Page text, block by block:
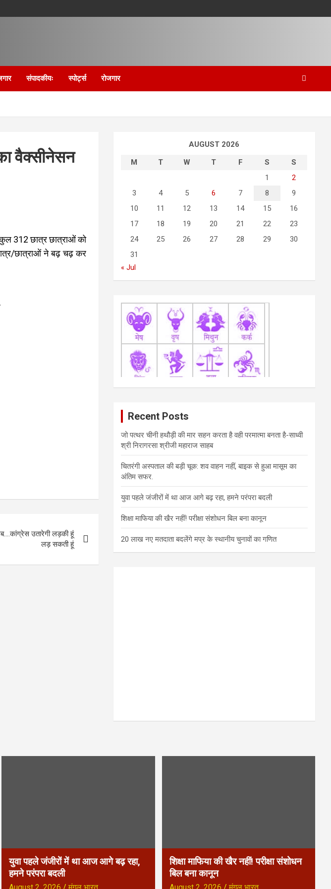
संपादकीयः स्पोर्ट्स रोजगार
वैक्सीनेसन
312 छात्र छात्राओं को
छात्राओं ने बढ़ चढ़ कर
उतारेगी लड़की हूं
लड़ सकती हूं
AUGUST 2026
M
T W T F S
S
1
2
3
4 5 6 7 8
9
10
11 12 13 14 15
16
17
18 19 20 21 22
23
24
25 26 27 28 29
30
31
« Jul
Recent Posts
जो पत्थर चीनी हथौड़ी की मार सहन करता है वही परमात्मा बनता है-साध्वी
श्री निरागरसा श्रीजी महाराज साहब
चितरंगी अस्पताल की बड़ी चूक: शव वाहन नहीं, बाइक से हुआ मासूम का
अंतिम सफर.
युवा पहले जंजीरों में था आज आगे बढ़ रहा, हमने परंपरा बदली
शिक्षा माफिया की खैर नहीं! परीक्षा संशोधन बिल बना कानून
20 लाख नए मतदाता बदलेंगे मप्र के स्थानीय चुनावों का गणित
युवा पहले जंजीरों में था आज आगे बढ़ रहा,
हमने परंपरा बदली
August 2, 2026 मंगल भारत
शिक्षा माफिया की खैर नहीं! परीक्षा संशोधन
बिल बना कानून
August 2, 2026 मंगल भारत